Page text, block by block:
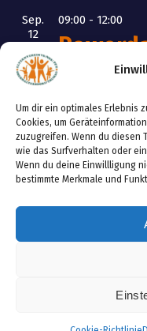
Um dir ein optimales Erlebnis
Cookies, um
zuzugreifen. Wenn du diesen
wie das Surfverhalten oder
Wenn du deine Einwillligung
bestimmte Merkmale und
Sep.
12
09:00 - 12:00
Okt.
8
19:00-21:00
Kalender anzeigen
Copyright ©